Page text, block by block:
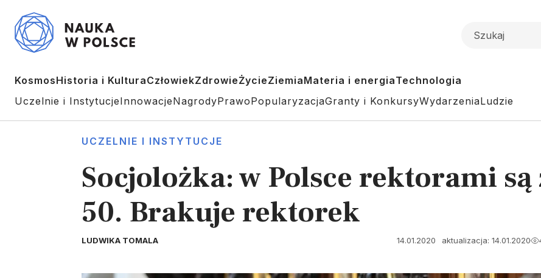
KosmosHistoria i KulturaCzłowiekZdrowieŻycieZiemiaMateria i energiaTechnologia
Uczelnie i InstytucjeInnowacjeNagrodyPrawoPopularyzacjaGranty i KonkursyWydarzeniaLudzie
UCZELNIE I INSTYTUCJE
Socjolożka: w Polsce rektorami
50. Brakuje rektorek
LUDWIKA TOMALA 14.01.2020 aktualizacja: 14.01.2020